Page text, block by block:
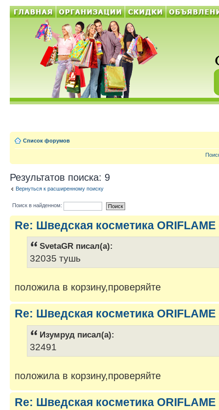
Список форумов
Результатов поиска: 9
Вернуться к расширенному поиску
Поиск в найденном:
Re: Шведская косметика ORIFLAME
SvetaGR писал(а):
32035 тушь
положила в корзину,проверяйте
Re: Шведская косметика ORIFLAME
Изумруд писал(а):
32491
положила в корзину,проверяйте
Re: Шведская косметика ORIFLAME